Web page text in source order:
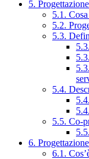
5.
5.1.
5.2.
5.3.
5.4.
5.5. Co-
6.
6.1.